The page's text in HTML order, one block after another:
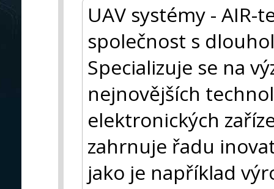
UAV systémy - AIR-
společnost s
Specializuje se na
nejnovějších
elektronických
zahrnuje řadu
jako je například